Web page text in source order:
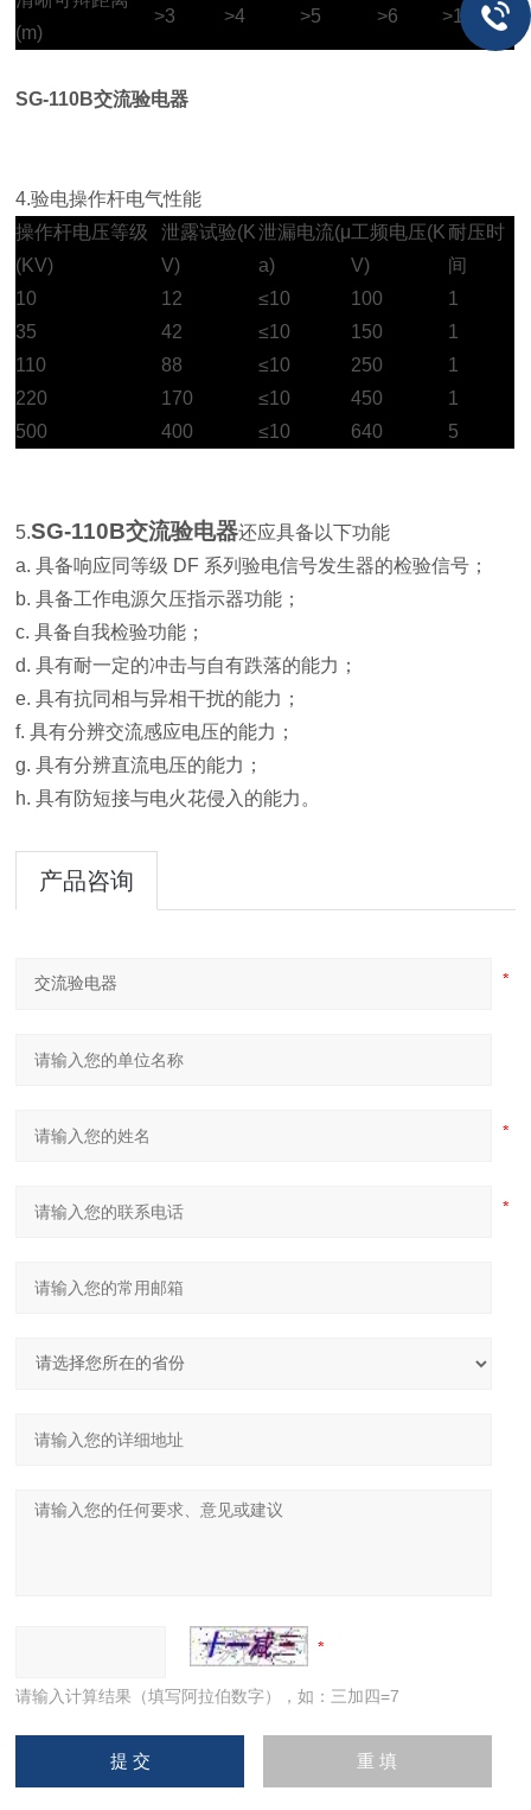
(m)
>3 >4 >5 >6 >10
SG-110B交流验电器
4.验电操作杆电气性能
操作杆电压等级
(KV)
泄露试验(K
V)
泄漏电流(μ
a)
工频电压(K
V)
耐压时
间
10
12 ≤10 100
1
35
42 ≤10 150
1
110
88 ≤10 250
1
220
170 ≤10 450
1
500
400 ≤10 640 5
5.SG-110B交流验电器还应具备以下功能
a. 具备响应同等级 DF 系列验电信号发生器的检验信号；
b. 具备工作电源欠压指示器功能；
c. 具备自我检验功能；
d. 具有耐一定的冲击与自有跌落的能力；
e. 具有抗同相与异相干扰的能力；
f. 具有分辨交流感应电压的能力；
g. 具有分辨直流电压的能力；
h. 具有防短接与电火花侵入的能力。
产品咨询
请输入计算结果（填写阿拉伯数字），如：三加四=7